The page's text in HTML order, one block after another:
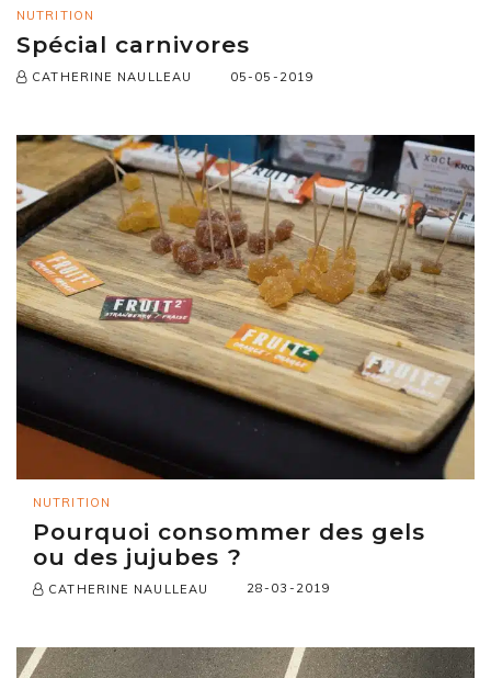
NUTRITION
Spécial carnivores
CATHERINE NAULLEAU 05-05-2019
NUTRITION
Pourquoi consommer des gels
ou des jujubes ?
CATHERINE NAULLEAU 28-03-2019